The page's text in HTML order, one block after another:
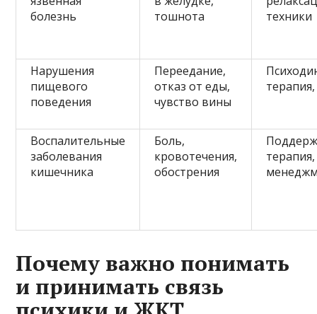
болезнь
тошнота
техники
Нарушения
пищевого
поведения
Переедание,
отказ от еды,
чувство вины
Воспалительные
заболевания
кишечника
Боль,
кровотечения,
обострения
терапия,
Почему важно понимать
и принимать связь